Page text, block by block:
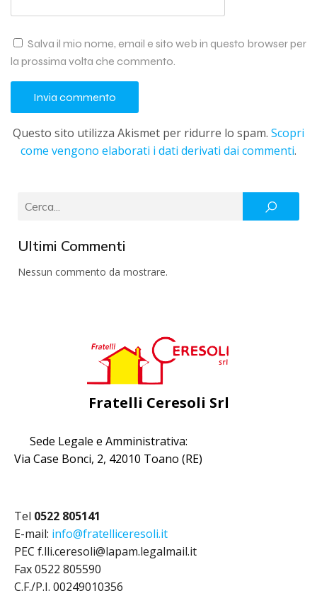
Salva il mio nome, email e sito web in questo browser per
la prossima volta che commento.
Questo sito utilizza Akismet per ridurre lo spam. Scopri
come vengono elaborati i dati derivati dai commenti.
Ultimi Commenti
Nessun commento da mostrare.
Fratelli Ceresoli Srl
Sede Legale e Amministrativa:
Via Case Bonci, 2, 42010 Toano (RE)
Tel 0522 805141
E-mail: info@fratelliceresoli.it
PEC f.lli.ceresoli@lapam.legalmail.it
Fax 0522 805590
C.F./P.I. 00249010356